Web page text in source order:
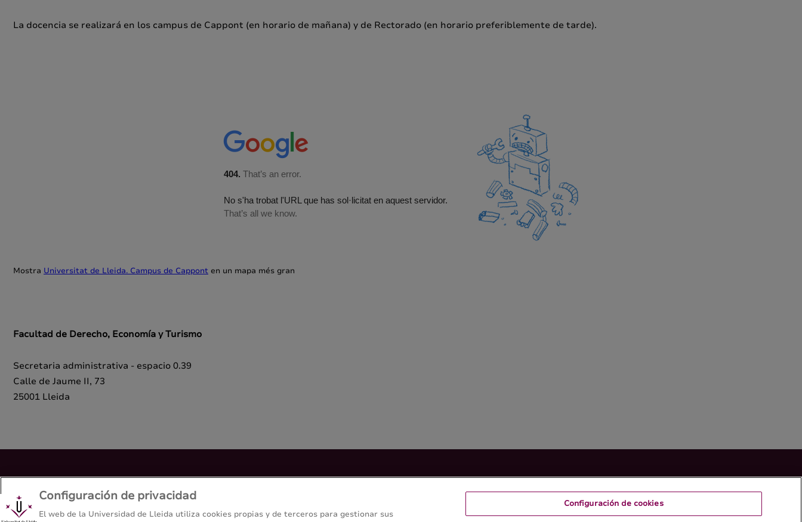
La docencia se realizará en los campus de Cappont (en horario de mañana) y de Rectorado (en horario preferiblemente de tarde).
Mostra Universitat de Lleida. Campus de Cappont en un mapa més gran
Facultad de Derecho, Economía y Turismo
Secretaria administrativa - espacio 0.39
Calle de Jaume II, 73
25001 Lleida
Facultad de Letras - Universitat de Lleida
Configuración de privacidad
El web de la Universidad de Lleida utiliza cookies propias y de terceros para gestionar sus
Configuración de cookies